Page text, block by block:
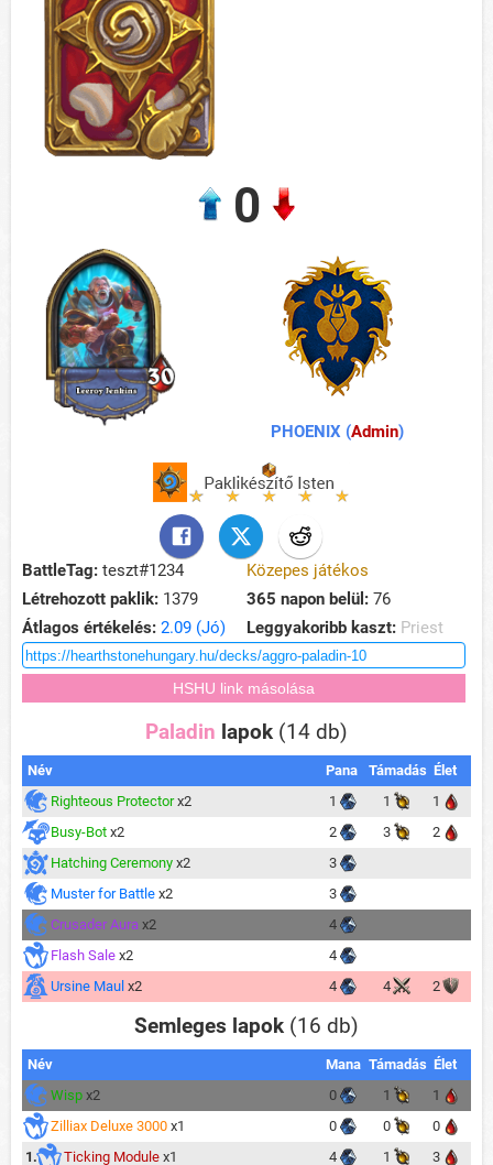
0
PHOENIX (Admin)
BattleTag: teszt#1234
Közepes játékos
Létrehozott paklik: 1379 365 napon belül: 76
Átlagos értékelés: 2.09 (Jó) Leggyakoribb kaszt: Priest
Paladin lapok (14 db)
Név Pana Támadás Élet
Righteous Protector x2 1 1
1
Busy-Bot x2 2 3
2
Hatching Ceremony x2
3
Muster for Battle x2
3
Crusader Aura x2
4
Flash Sale x2
4
Ursine Maul x2 4 4 2
Semleges lapok (16 db)
Név Mana Támadás Élet
Wisp x2 0 1
1
Zilliax Deluxe 3000 x1 0 0
0
1.
Ticking Module x1 4 1 3